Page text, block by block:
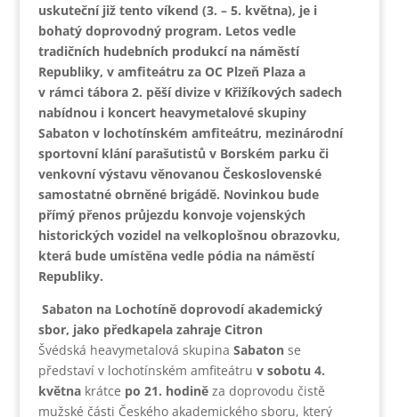
uskuteční již tento víkend (3. – 5. května), je i
bohatý doprovodný program. Letos vedle
tradičních hudebních produkcí na náměstí
Republiky, v amfiteátru za OC Plzeň Plaza a
v rámci tábora 2. pěší divize v Křižíkových sadech
nabídnou i koncert heavymetalové skupiny
Sabaton v lochotínském amfiteátru, mezinárodní
sportovní klání parašutistů v Borském parku či
venkovní výstavu věnovanou Československé
samostatné obrněné brigádě. Novinkou bude
přímý přenos průjezdu konvoje vojenských
historických vozidel na velkoplošnou obrazovku,
která bude umístěna vedle pódia na náměstí
Republiky.
Sabaton na Lochotíně doprovodí akademický
sbor, jako předkapela zahraje Citron
Švédská heavymetalová skupina Sabatonse
představí v lochotínském amfiteátru v sobotu 4.
květnakrátce po 21. hodiněza doprovodu čistě
mužské části Českého akademického sboru, který